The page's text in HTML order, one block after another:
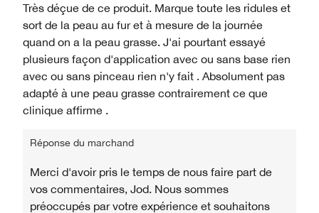
Très déçue de ce produit. Marque toute les ridules et
sort de la peau au fur et à mesure de la journée
quand on a la peau grasse. J'ai pourtant essayé
plusieurs façon d'application avec ou sans base rien
avec ou sans pinceau rien n'y fait . Absolument pas
adapté à une peau grasse contrairement ce que
clinique affirme .
Réponse du marchand
Merci d'avoir pris le temps de nous faire part de
vos commentaires, Jod. Nous sommes
préoccupés par votre expérience et souhaitons